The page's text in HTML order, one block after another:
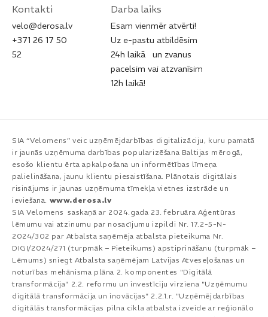
Kontakti
velo@derosa.lv
+371 26 17 50
52​
Darba laiks
Esam vienmēr atvērti!
Uz e-pastu atbildēsim
24h laikā un zvanus
pacelsim vai atzvanīsim
12h laikā!
SIA “Velomens” veic uzņēmējdarbības digitalizāciju, kuru pamatā
ir jaunās uzņēmuma darbības popularizēšana Baltijas mērogā,
esošo klientu ērta apkalpošana un informētības līmeņa
palielināšana, jaunu klientu piesaistīšana. Plānotais digitālais
risinājums ir jaunas uzņēmuma tīmekļa vietnes izstrāde un
ieviešana. www.derosa.lv
SIA Velomens saskaņā ar 2024.gada 23. februāra Aģentūras
lēmumu vai atzinumu par nosacījumu izpildi Nr. 17.2-5-N-
2024/302 par Atbalsta saņēmēja atbalsta pieteikuma Nr.
DIGI/2024/271 (turpmāk – Pieteikums) apstiprināšanu (turpmāk –
Lēmums) sniegt Atbalsta saņēmējam Latvijas Atveseļošanas un
noturības mehānisma plāna 2. komponentes "Digitālā
transformācija" 2.2. reformu un investīciju virziena "Uzņēmumu
digitālā transformācija un inovācijas" 2.2.1.r. "Uzņēmējdarbības
digitālās transformācijas pilna cikla atbalsta izveide ar reģionālo